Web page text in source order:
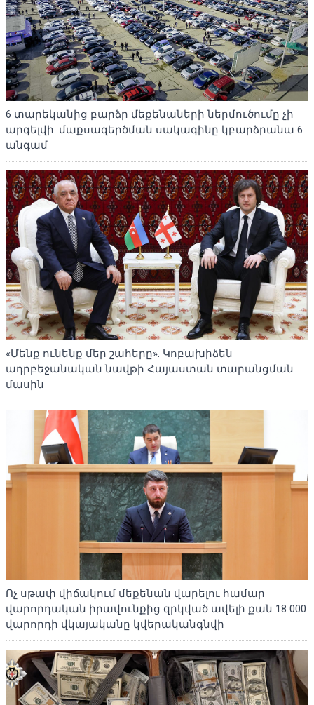
6 տարեկանից բարձր մեքենաների ներմուծումը չի
արգելվի. մաքսազերծման սակագինը կբարձրանա 6
անգամ
«Մենք ունենք մեր շահերը». Կոբախիձեն
ադրբեջանական նավթի Հայաստան տարանցման
մասին
Ոչ սթափ վիճակում մեքենան վարելու համար
վարորդական իրավունքից զրկված ավելի քան 18 000
վարորդի վկայականը կվերականգնվի